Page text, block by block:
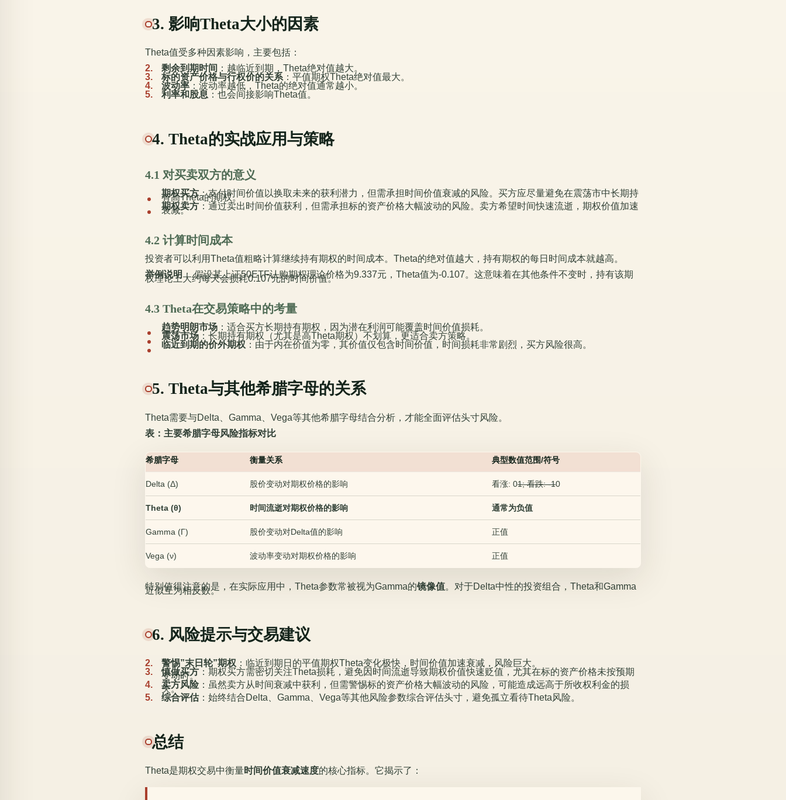
3. 影响Theta大小的因素
Theta值受多种因素影响，主要包括：
剩余到期时间
：越临近到期，Theta绝对值越大。
标的资产价格与行权价的关系：平值期权Theta绝对值最大。
波动率 ：波动率越低，Theta的绝对值通常越小。
利率和股息 ：也会间接影响Theta值。
4. Theta的实战应用与策略
4.1 对买卖双方的意义
期权买方：支付时间价值以换取未来的获利潜力，但需承担时间价值衰减的风险。买方应尽量避免在震荡市中长期持
有高Theta的期权。
期权卖方 ：通过卖出时间价值获利，但需承担标的资产价格大幅波动的风险。卖方希望时间快速流逝，期权价值加速
衰减。
4.2 计算时间成本
投资者可以利用Theta值粗略计算继续持有期权的时间成本。Theta的绝对值越大，持有期权的每日时间成本就越高。
举例说明： 假设某上证50ETF认购期权理论价格为9.337元，Theta值为-0.107。这意味着在其他条件不变时，持有该期
权理论上大约每天会损耗0.107元的时间价值。
4.3 Theta在交易策略中的考量
趋势明朗市场 ：适合买方长期持有期权，因为潜在利润可能覆盖时间价值损耗。
震荡市场 ：长期持有期权（尤其是高Theta期权）不划算，更适合卖方策略。
临近到期的价外期权 ：由于内在价值为零，其价值仅包含时间价值，时间损耗非常剧烈，买方风险很高。
5. Theta与其他希腊字母的关系
Theta需要与Delta、Gamma、Vega等其他希腊字母结合分析，才能全面评估头寸风险。
表：主要希腊字母风险指标对比
希腊字母 衡量关系 典型数值范围/符号
Delta (Δ) 股价变动对期权价格的影响 看涨: 01; 看跌: -10
Theta (θ) 时间流逝对期权价格的影响 通常为负值
Gamma (Γ) 股价变动对Delta值的影响 正值
Vega (ν) 波动率变动对期权价格的影响 正值
特别值得注意的是，在实际应用中，Theta参数常被视为Gamma的镜像值。对于Delta中性的投资组合，Theta和Gamma
近似互为相反数。
6. 风险提示与交易建议
警惕”末日轮”期权 ：临近到期日的平值期权Theta变化极快，时间价值加速衰减，风险巨大。
慎做买方 ：期权买方需密切关注Theta损耗，避免因时间流逝导致期权价值快速贬值，尤其在标的资产价格未按预期
变动时。
卖方风险：虽然卖方从时间衰减中获利，但需警惕标的资产价格大幅波动的风险，可能造成远高于所收权利金的损
失。
综合评估：始终结合Delta、Gamma、Vega等其他风险参数综合评估头寸，避免孤立看待Theta风险。
总结
Theta是期权交易中衡量时间价值衰减速度的核心指标。它揭示了：